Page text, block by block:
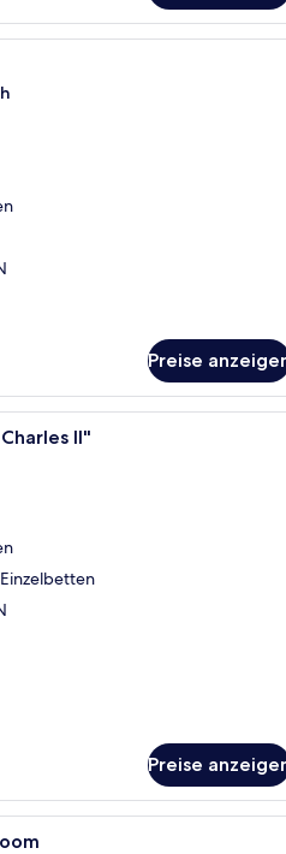
Ein Hotelzimmer mit einem
Preise
Ein großzügiges
II"
Preise
Ein Hotelzimmer mit einem